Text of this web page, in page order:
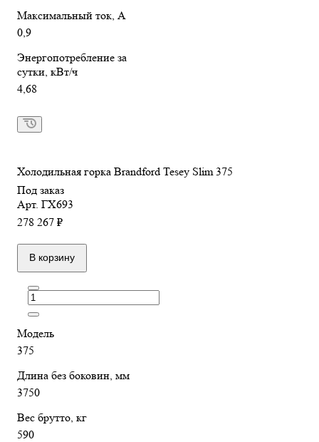
Максимальный ток, А
0,9
Энергопотребление за
сутки, кВт/ч
4,68
Холодильная горка Brandford Tesey Slim 375
Под заказ
Арт. ГХ693
278 267 ₽
В корзину
Модель
375
Длина без боковин, мм
3750
Вес брутто, кг
590